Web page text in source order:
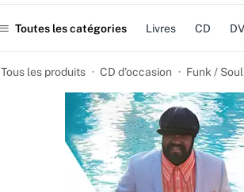
Toutes les catégories Livres CD
Tous les produits CD d'occasion Funk / Soul